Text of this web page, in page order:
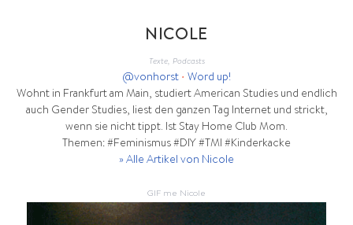
NICOLE
Texte, Podcasts
@vonhorst • Word up!
Wohnt in Frankfurt am Main, studiert American Studies und endlich
auch Gender Studies, liest den ganzen Tag Internet und strickt,
wenn sie nicht tippt. Ist Stay Home Club Mom.
Themen: #Feminismus #DIY #TMI #Kinderkacke
» Alle Artikel von Nicole
GIF me Nicole